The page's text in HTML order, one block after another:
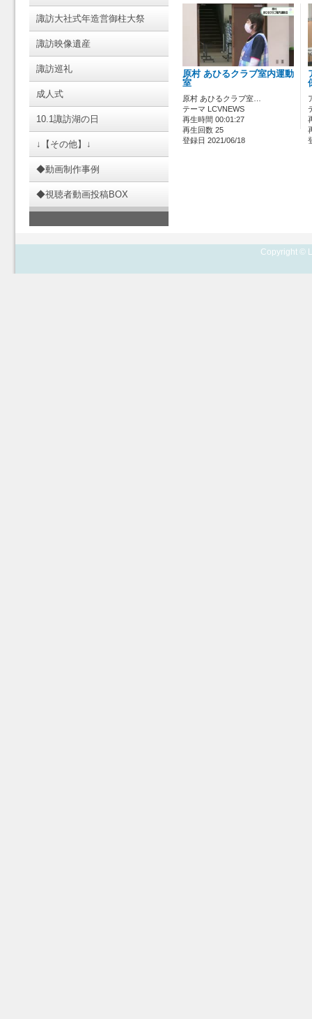
諏訪大社式年造営御柱大祭
諏訪映像遺産
諏訪巡礼
成人式
10.1諏訪湖の日
↓【その他】↓
◆動画制作事例
◆視聴者動画投稿BOX
原村 あひるクラブ室内運動
室
原村 あひるクラブ室…
テーマ LCVNEWS
再生時間 00:01:27
再生回数 25
登録日 2021/06/18
Copyright ©